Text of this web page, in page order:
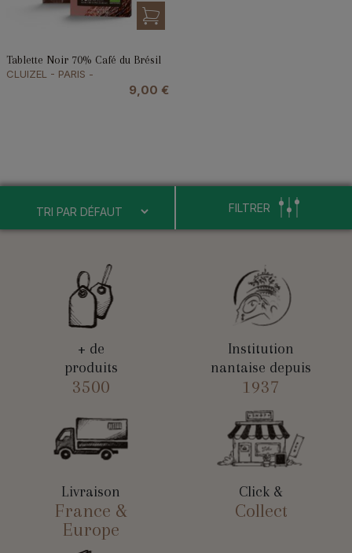
Tablette Noir 70% Café du Brésil
CLUIZEL - PARIS -
9,00 €
FILTRER
+ de
produits
3500
Institution
nantaise depuis
1937
Livraison
France &
Europe
Click &
Collect